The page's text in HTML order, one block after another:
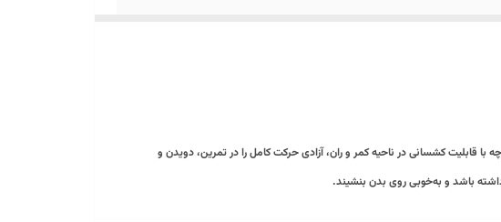
قابلیت کشسانی در ناحیه کمر و ران، آزادی حرکت کامل را در تمرین، دویدن و
باشد و به‌خوبی روی بدن بنشیند.